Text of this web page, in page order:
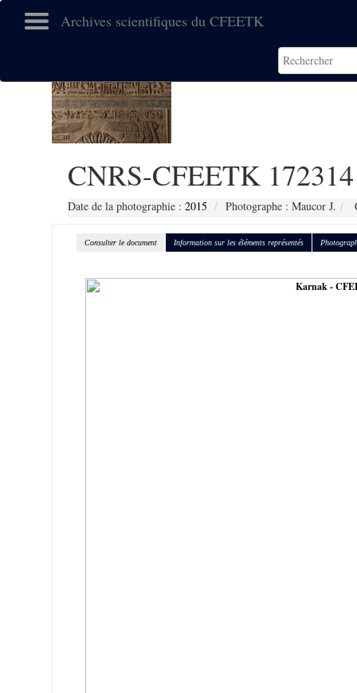
Archives scientifiques du CFEETK
CNRS-CFEETK 172314
Date de la photographie : 2015 Photographe : Maucor J.
Consulter le document Information sur les éléments représentés